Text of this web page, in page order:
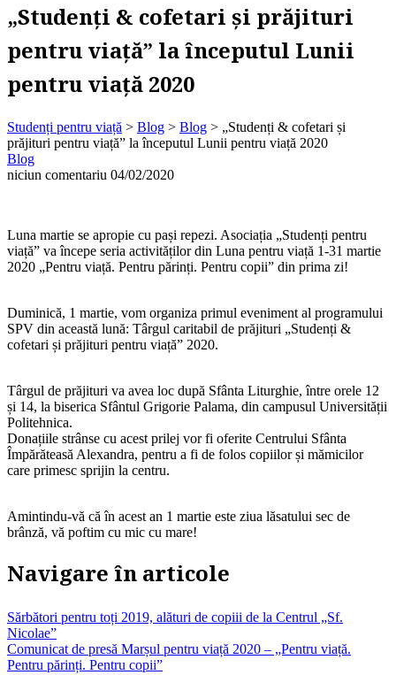
„Studenți & cofetari și prăjituri
pentru viață” la începutul Lunii
pentru viață 2020
Studenți pentru viață > Blog > Blog > „Studenți & cofetari și
prăjituri pentru viață” la începutul Lunii pentru viață 2020
Blog
niciun comentariu 04/02/2020
Luna martie se apropie cu pași repezi. Asociația „Studenți pentru
viață” va începe seria activităților din Luna pentru viață 1-31 martie
2020 „Pentru viață. Pentru părinți. Pentru copii” din prima zi!
Duminică, 1 martie, vom organiza primul eveniment al programului
SPV din această lună: Târgul caritabil de prăjituri „Studenți &
cofetari și prăjituri pentru viață” 2020.
Târgul de prăjituri va avea loc după Sfânta Liturghie, între orele 12
și 14, la biserica Sfântul Grigorie Palama, din campusul Universității
Politehnica.
Donațiile strânse cu acest prilej vor fi oferite Centrului Sfânta
Împărăteasă Alexandra, pentru a fi de folos copiilor și mămicilor
care primesc sprijin la centru.
Amintindu-vă că în acest an 1 martie este ziua lăsatului sec de
brânză, vă poftim cu mic cu mare!
Navigare în articole
Sărbători pentru toți 2019, alături de copiii de la Centrul „Sf.
Nicolae”
Comunicat de presă Marșul pentru viață 2020 – „Pentru viață.
Pentru părinți. Pentru copii”